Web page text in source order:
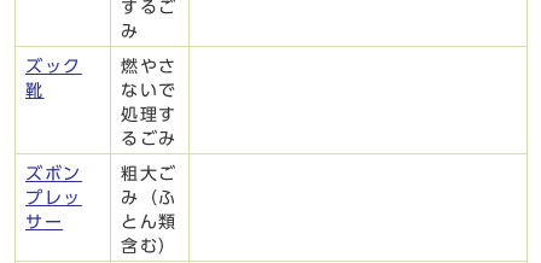
するご
み
ズック
靴
燃やさ
ないで
処理す
るごみ
ズボン
プレッ
サー
粗大ご
み（ふ
とん類
含む）